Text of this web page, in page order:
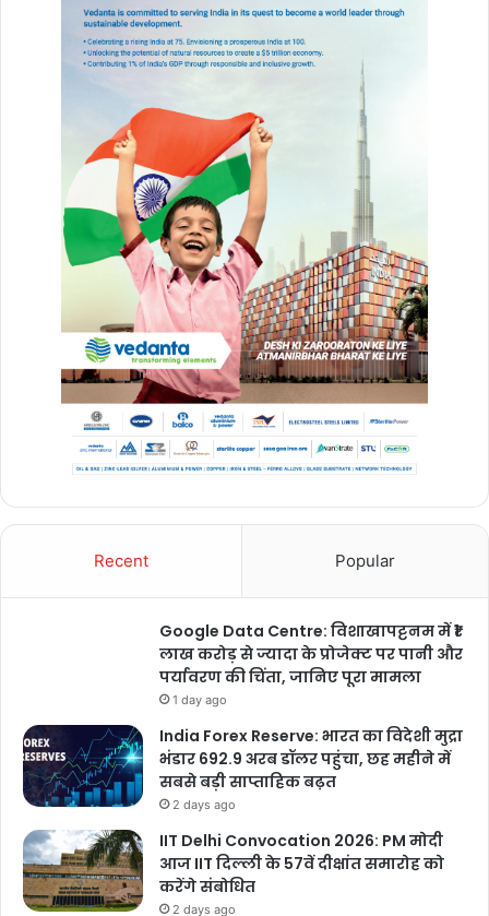
Recent Popular
Google Data Centre: विशाखापट्टनम में ₹1
लाख करोड़ से ज्यादा के प्रोजेक्ट पर पानी और
पर्यावरण की चिंता, जानिए पूरा मामला
1 day ago
India Forex Reserve: भारत का विदेशी मुद्रा
भंडार 692.9 अरब डॉलर पहुंचा, छह महीने में
सबसे बड़ी साप्ताहिक बढ़त
2 days ago
IIT Delhi Convocation 2026: PM मोदी
आज IIT दिल्ली के 57वें दीक्षांत समारोह को
करेंगे संबोधित
2 days ago